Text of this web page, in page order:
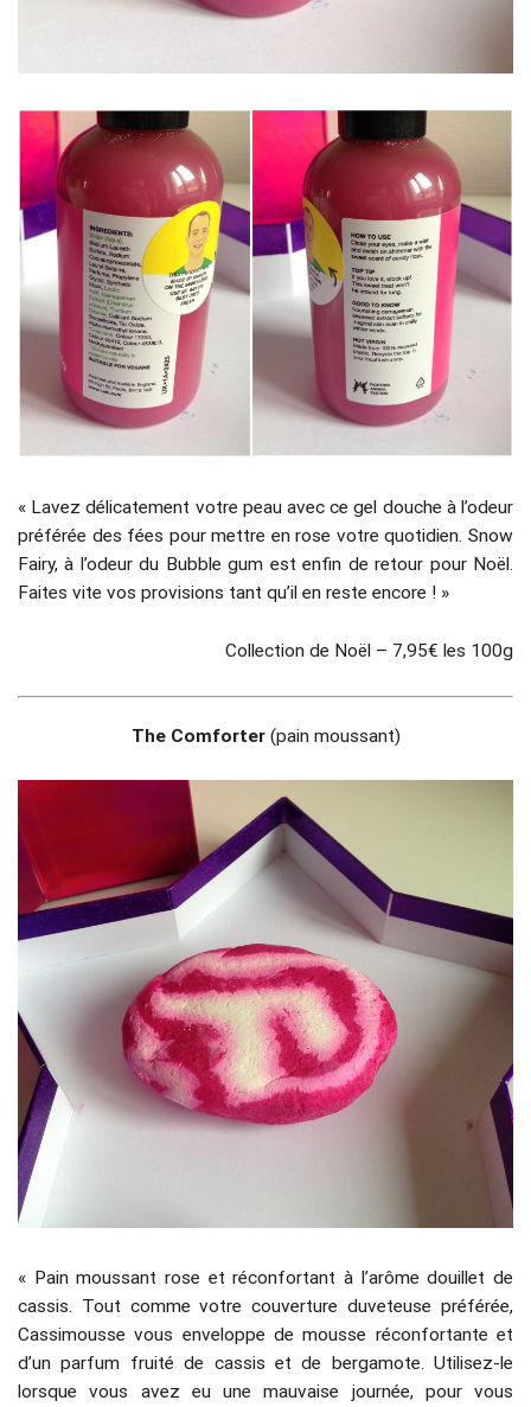
« Lavez délicatement votre peau avec ce gel douche à l’odeur
préférée des fées pour mettre en rose votre quotidien. Snow
Fairy, à l’odeur du Bubble gum est enfin de retour pour Noël.
Faites vite vos provisions tant qu’il en reste encore ! »
Collection de Noël – 7,95€ les 100g
The Comforter(pain moussant)
« Pain moussant rose et réconfortant à l’arôme douillet de
cassis. Tout comme votre couverture duveteuse préférée,
Cassimousse vous enveloppe de mousse réconfortante et
d’un parfum fruité de cassis et de bergamote. Utilisez-le
lorsque vous avez eu une mauvaise journée, pour vous